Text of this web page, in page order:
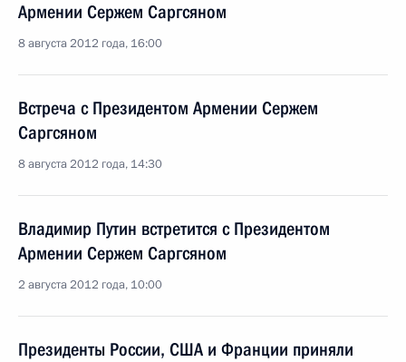
Армении Сержем Саргсяном
8 августа 2012 года, 16:00
Встреча с Президентом Армении Сержем
Саргсяном
8 августа 2012 года, 14:30
Владимир Путин встретится с Президентом
Армении Сержем Саргсяном
2 августа 2012 года, 10:00
Президенты России, США и Франции приняли